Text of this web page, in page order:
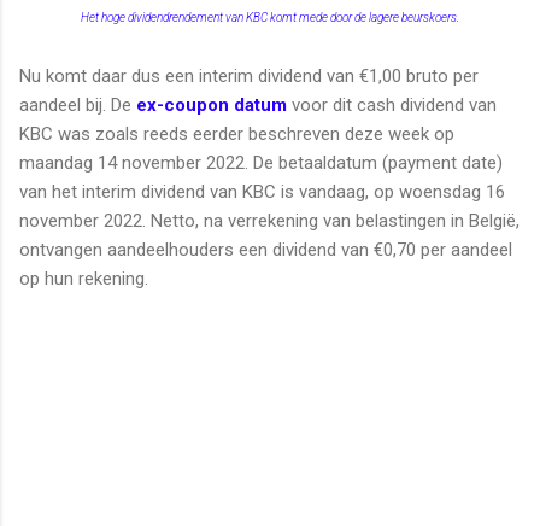
Het hoge dividendrendement van KBC komt mede door de lagere beurskoers.
Nu komt daar dus een interim dividend van €1,00 bruto per
aandeel bij. De ex-coupon datum voor dit cash dividend van
KBC was zoals reeds eerder beschreven deze week op
maandag 14 november 2022. De betaaldatum (payment date)
van het interim dividend van KBC is vandaag, op woensdag 16
november 2022. Netto, na verrekening van belastingen in België,
ontvangen aandeelhouders een dividend van €0,70 per aandeel
op hun rekening.